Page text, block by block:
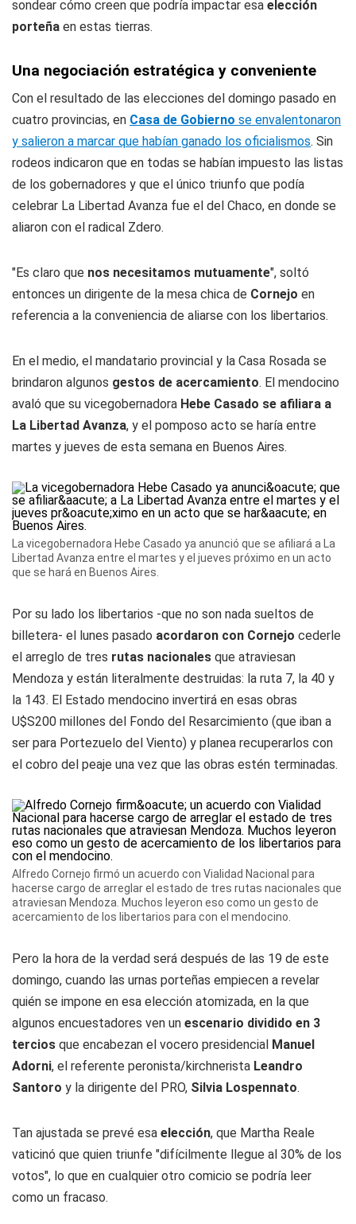
sondear cómo creen que podría impactar esa elección
porteña en estas tierras.
Una negociación estratégica y conveniente
Con el resultado de las elecciones del domingo pasado en
cuatro provincias, en Casa de Gobierno se envalentonaron
y salieron a marcar que habían ganado los oficialismos. Sin
rodeos indicaron que en todas se habían impuesto las listas
de los gobernadores y que el único triunfo que podía
celebrar La Libertad Avanza fue el del Chaco, en donde se
aliaron con el radical Zdero.
"Es claro que nos necesitamos mutuamente", soltó
entonces un dirigente de la mesa chica de Cornejo en
referencia a la conveniencia de aliarse con los libertarios.
En el medio, el mandatario provincial y la Casa Rosada se
brindaron algunos gestos de acercamiento. El mendocino
avaló que su vicegobernadora Hebe Casado se afiliara a
La Libertad Avanza, y el pomposo acto se haría entre
martes y jueves de esta semana en Buenos Aires.
La vicegobernadora Hebe Casado ya anunció que se afiliará a La
Libertad Avanza entre el martes y el jueves próximo en un acto
que se hará en Buenos Aires.
Por su lado los libertarios -que no son nada sueltos de
billetera- el lunes pasado acordaron con Cornejo cederle
el arreglo de tres rutas nacionales que atraviesan
Mendoza y están literalmente destruidas: la ruta 7, la 40 y
la 143. El Estado mendocino invertirá en esas obras
U$S200 millones del Fondo del Resarcimiento (que iban a
ser para Portezuelo del Viento) y planea recuperarlos con
el cobro del peaje una vez que las obras estén terminadas.
Alfredo Cornejo firmó un acuerdo con Vialidad Nacional para
hacerse cargo de arreglar el estado de tres rutas nacionales que
atraviesan Mendoza. Muchos leyeron eso como un gesto de
acercamiento de los libertarios para con el mendocino.
Pero la hora de la verdad será después de las 19 de este
domingo, cuando las urnas porteñas empiecen a revelar
quién se impone en esa elección atomizada, en la que
algunos encuestadores ven un escenario dividido en 3
tercios que encabezan el vocero presidencial Manuel
Adorni, el referente peronista/kirchnerista Leandro
Santoro y la dirigente del PRO, Silvia Lospennato.
Tan ajustada se prevé esa elección, que Martha Reale
vaticinó que quien triunfe "difícilmente llegue al 30% de los
votos", lo que en cualquier otro comicio se podría leer
como un fracaso.